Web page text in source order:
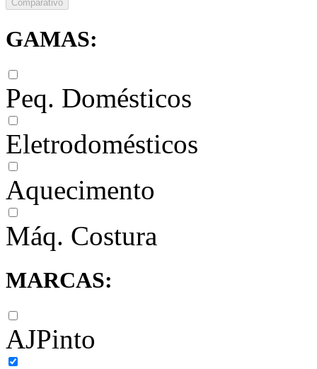
Comparativo
GAMAS:
Peq. Domésticos
Eletrodomésticos
Aquecimento
Máq. Costura
MARCAS:
AJPinto